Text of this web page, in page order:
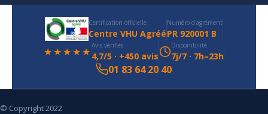
Certification officielle
Centre VHU Agréé
Numéro d'agrément
PR 920001 B
★★★★★ Avis vérifiés
4,7/5 · +450 avis
Disponibilité
7j/7 · 7h–23h
01 83 64 20 40
© Copyright 2022